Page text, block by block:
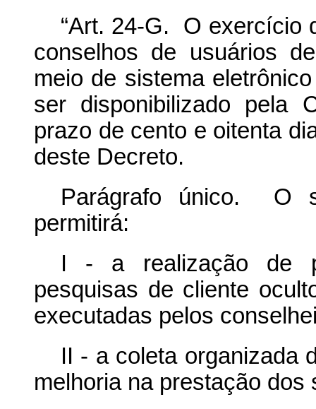
“Art. 24-G. O exercício
conselhos de usuários
meio de sistema
ser disponibilizado pela
prazo de cento e oitenta
deste Decreto.
Parágrafo único. O
permitirá:
I - a realização de
pesquisas de cliente
executadas pelos
II - a coleta organizada
melhoria na prestação dos